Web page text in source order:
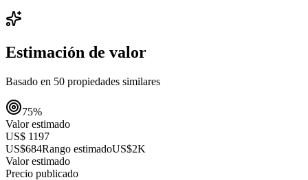
Estimación de valor
Basado en 50 propiedades similares
75%
Valor estimado
US$ 1197
US$684Rango estimadoUS$2K
Valor estimado
Precio publicado